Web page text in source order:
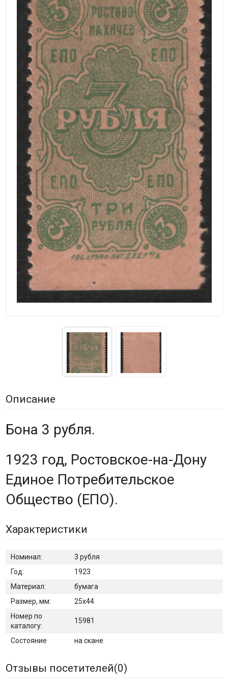
Описание
Бона 3 рубля.
1923 год, Ростовское-на-Дону
Единое Потребительское
Общество (ЕПО).
Характеристики
Номинал:
3 рубля
Год:
1923
Материал:
бумага
Размер, мм:
25х44
Номер по
каталогу:
15981
Состояние на скане
Отзывы посетителей(0)